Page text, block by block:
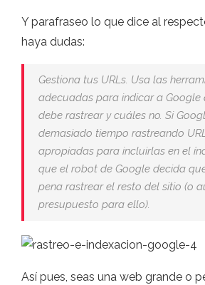
Y parafraseo lo que dice al
haya dudas:
Gestiona tus URLs. Usa las
adecuadas para indicar a Google
debe rastrear y cuáles no. Si
demasiado tiempo rastreando
apropiadas para incluirlas en el
que el robot de Google decida
pena rastrear el resto del sitio (o
presupuesto para ello).
Así pues, seas una web grande o